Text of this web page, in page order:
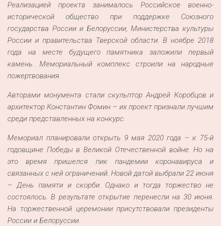
Реализацией проекта занималось Российское военно-
исторической общество при поддержке Союзного
государства России и Белоруссии, Министерства культуры
России и правительства Тверской области. В ноябре 2018
года на месте будущего памятника заложили первый
камень. Мемориальный комплекс строили на народные
пожертвования.
Авторами монумента стали скульптор Андрей Коробцов и
архитектор Константин Фомин – их проект признали лучшим
среди представленных на конкурс.
Мемориал планировали открыть 9 мая 2020 года – к 75-й
годовщине Победы в Великой Отечественной войне. Но на
это время пришелся пик пандемии коронавируса и
связанных с ней ограничений. Новой датой выбрали 22 июня
– День памяти и скорби. Однако и тогда торжество не
состоялось. В результате открытие перенесли на 30 июня.
На торжественной церемонии присутствовали президенты
России и Белоруссии.